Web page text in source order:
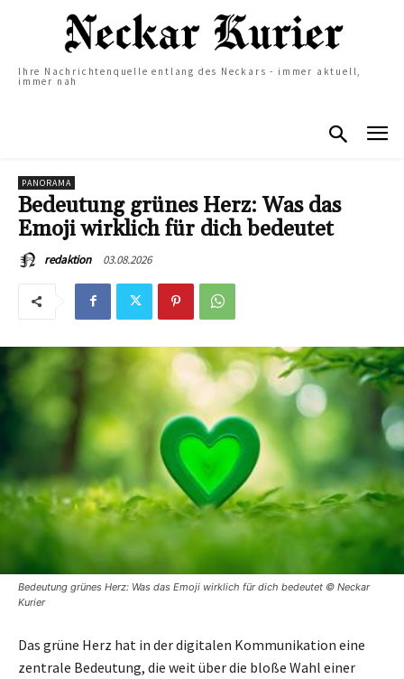
Ihre Nachrichtenquelle entlang des Neckars - immer aktuell,
immer nah
PANORAMA
Bedeutung grünes Herz: Was das
Emoji wirklich für dich bedeutet
redaktion 03.08.2026
Bedeutung grünes Herz: Was das Emoji wirklich für dich bedeutet © Neckar
Kurier
Das grüne Herz hat in der digitalen Kommunikation eine
zentrale Bedeutung, die weit über die bloße Wahl einer